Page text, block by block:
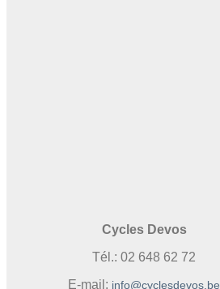
Cycles Devos
Tél.: 02 648 62 72
E-mail: info@cyclesdevos.be